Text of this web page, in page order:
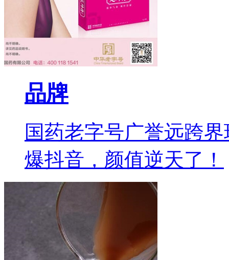
品牌
国药老字号广誉远跨
爆抖音，颜值逆天了！